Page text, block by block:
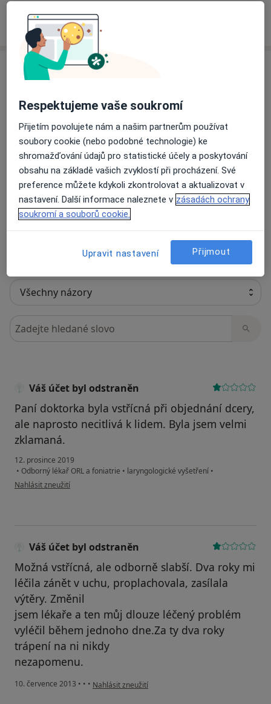
Názory
Přidejte svůj názor
19 názorů
Recenze pacientů jsou pro nás důležité.
Specialisté nemají možnost zaplatit za
odstranění nebo změnu recenze pacienta.
Další informace o názorech
Hledejte v názorech
Váš účet byl odstraněn
Paní doktorka byla vstřícná při objednání dcery,
ale naprosto necitlivá k lidem. Byla jsem velmi
zklamaná.
12. prosince 2019
• Odborný lékař ORL a foniatrie • laryngologické vyšetření •
podle názoru uživatele Váš účet byl odstraněn
Nahlásit zneužití
Váš účet byl odstraněn
Možná vstřícná, ale odborně slabší. Dva roky mi
léčila zánět v uchu, proplachovala, zasílala
výtěry. Změnil
jsem lékaře a ten můj dlouze léčený problém
vyléčil během jednoho dne.Za ty dva roky
trápení na ni nikdy
nezapomenu.
10. července 2013 • • • podle názoru uživatele Váš účet byl odstraněn
Nahlásit zneužití
Respektujeme vaše soukromí
Přijetím povolujete nám a našim partnerům používat
soubory cookie (nebo podobné technologie) ke
shromažďování údajů pro statistické účely a poskytování
obsahu na základě vašich zvyklostí při procházení. Své
preference můžete kdykoli zkontrolovat a aktualizovat v
nastavení. Další informace naleznete v zásadách ochrany
soukromí a souborů cookie.
Upravit nastavení Přijmout